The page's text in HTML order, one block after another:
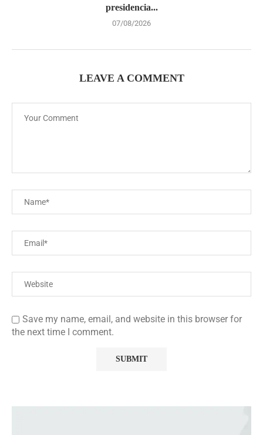
presidencia...
07/08/2026
LEAVE A COMMENT
Save my name, email, and website in this browser for
the next time I comment.